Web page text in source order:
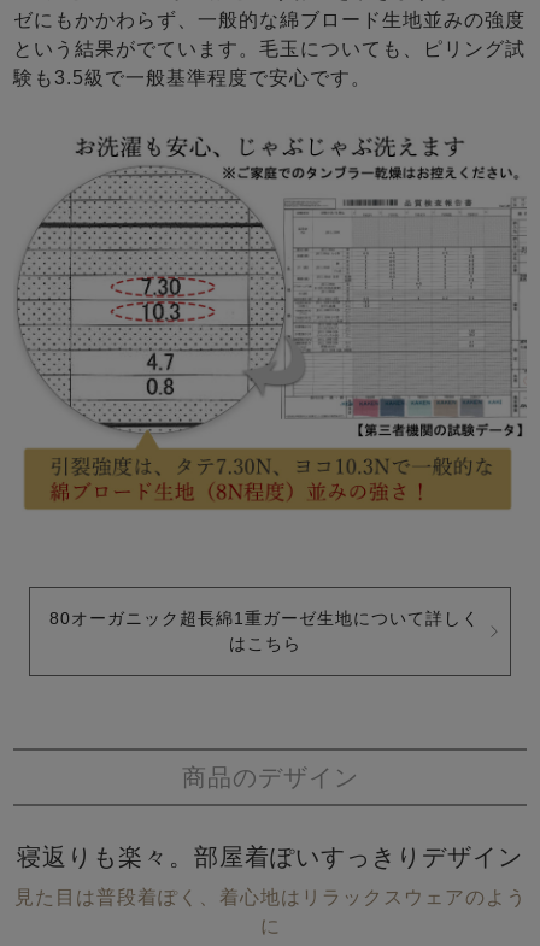
ゼにもかかわらず、一般的な綿ブロード生地並みの強度
という結果がでています。毛玉についても、ピリング試
験も3.5級で一般基準程度で安心です。
80オーガニック超長綿1重ガーゼ生地について詳しく
はこちら
商品のデザイン
寝返りも楽々。部屋着ぽいすっきりデザイン
見た目は普段着ぽく、着心地はリラックスウェアのよう
に